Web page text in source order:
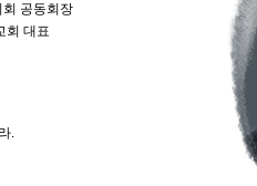
공동회장
회 대표
.